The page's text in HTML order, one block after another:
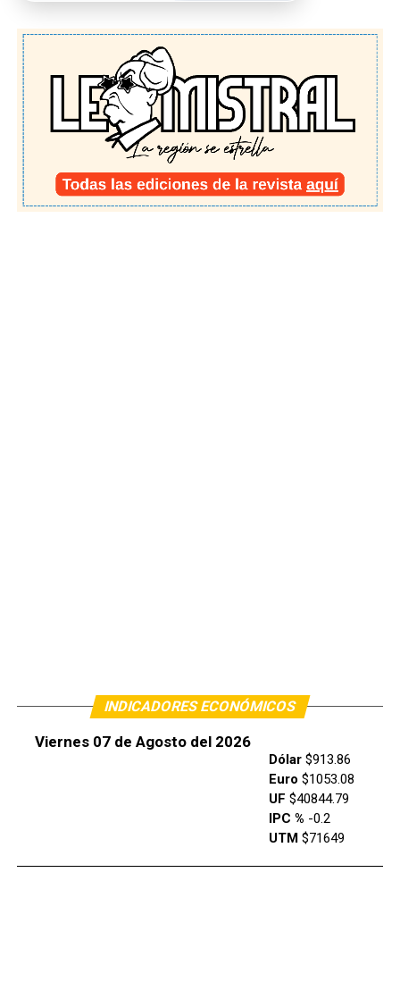
INDICADORES ECONÓMICOS
Viernes 07 de Agosto del 2026
Dólar$913.86
Euro $1053.08
UF $40844.79
IPC % -0.2
UTM$71649